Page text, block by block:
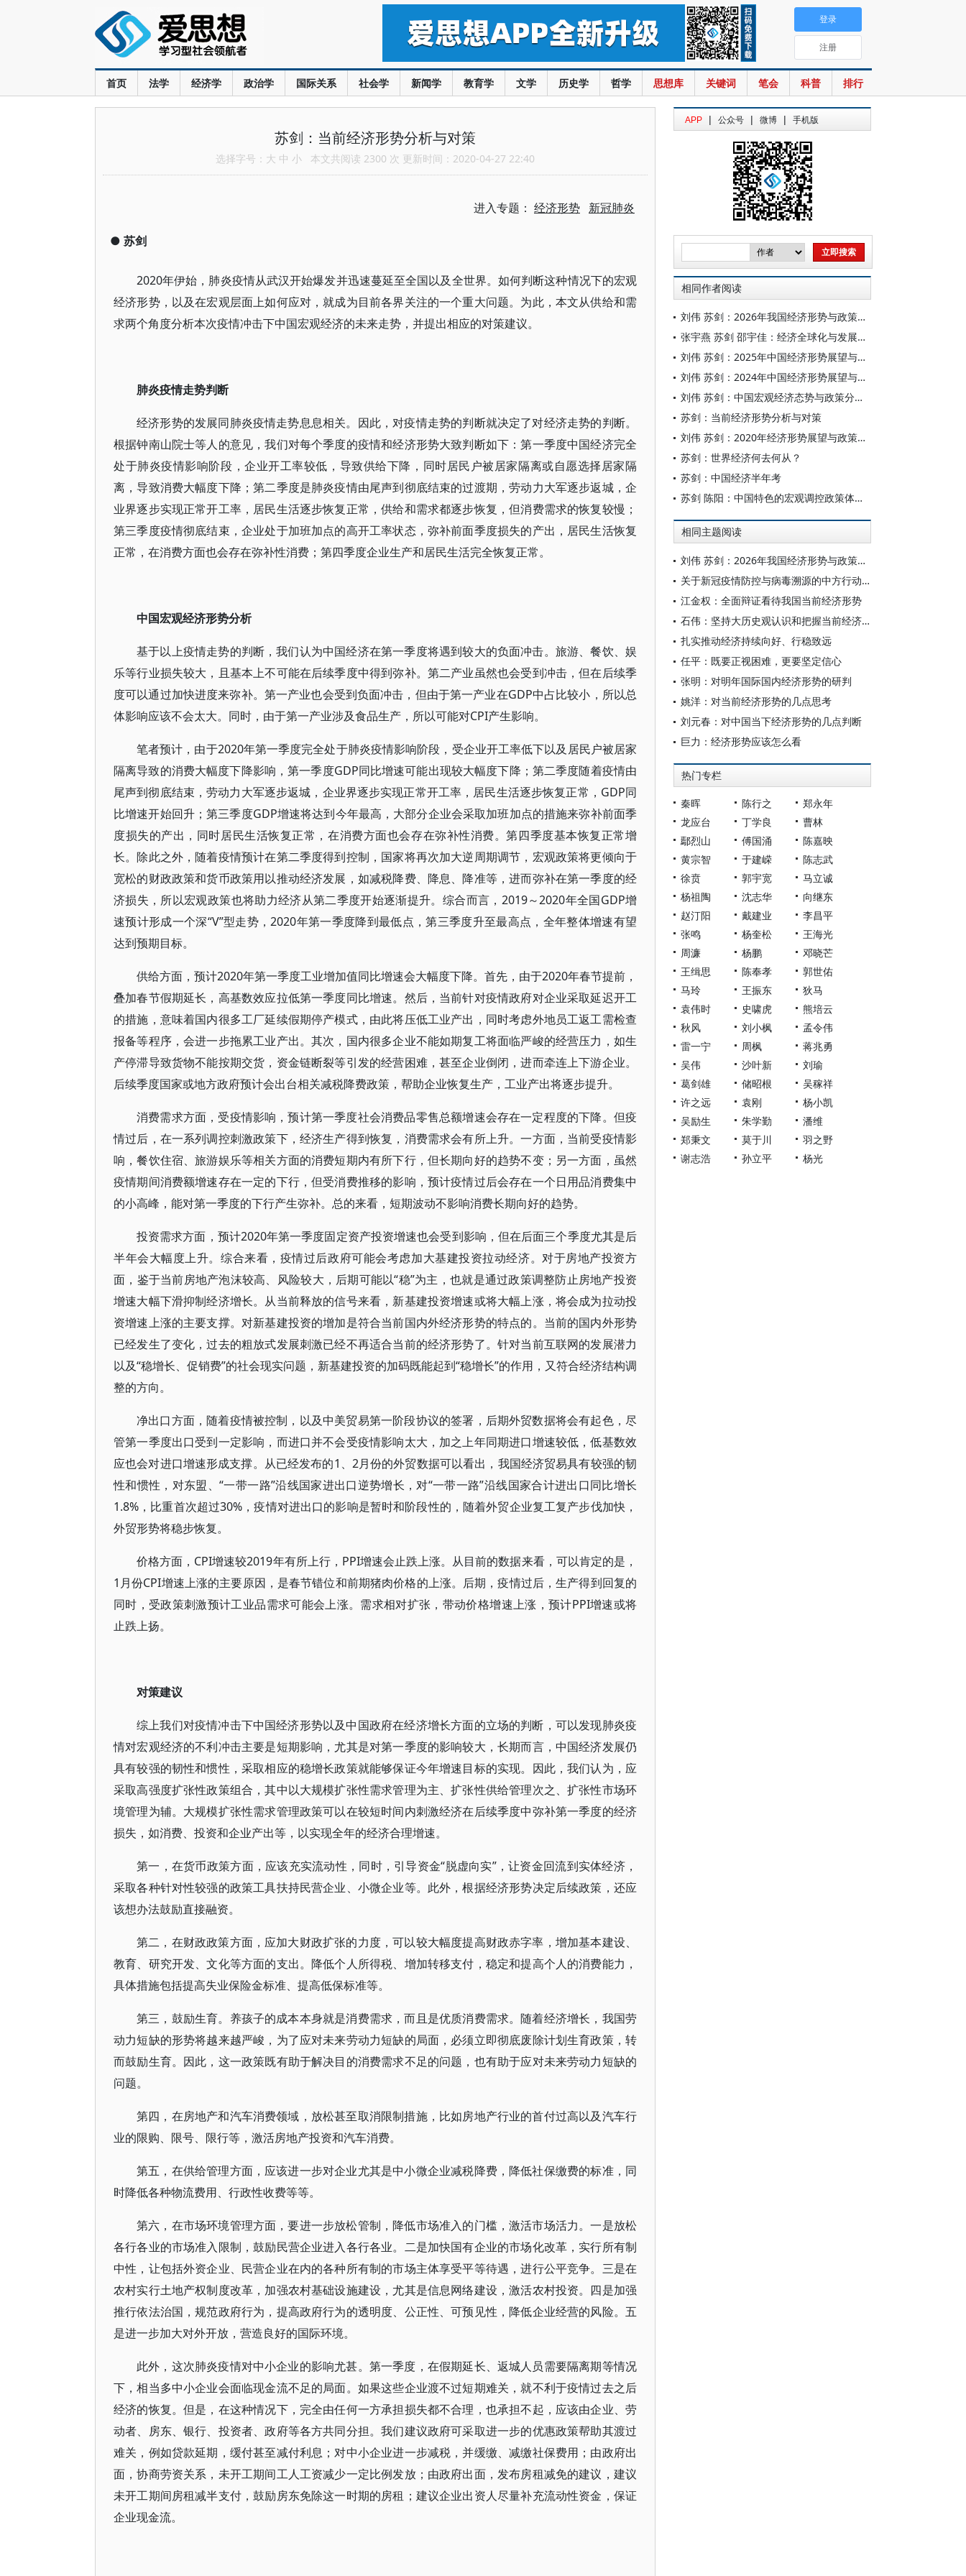
首页 法学 经济学 政治学 国际关系 社会学 新闻学 教育学 文学 历史学 哲学 思想库 关键词 笔会 科普 排行
登录
注册
苏剑：当前经济形势分析与对策
选择字号： 大 中 小 本文共阅读 2300 次 更新时间：2020-04-27 22:40
进入专题： 经济形势 新冠肺炎
● 苏剑
2020年伊始，肺炎疫情从武汉开始爆发并迅速蔓延至全国以及全世界。如何判断这种情况下的宏观
经济形势，以及在宏观层面上如何应对，就成为目前各界关注的一个重大问题。为此，本文从供给和需
求两个角度分析本次疫情冲击下中国宏观经济的未来走势，并提出相应的对策建议。
肺炎疫情走势判断
经济形势的发展同肺炎疫情走势息息相关。因此，对疫情走势的判断就决定了对经济走势的判断。
根据钟南山院士等人的意见，我们对每个季度的疫情和经济形势大致判断如下：第一季度中国经济完全
处于肺炎疫情影响阶段，企业开工率较低，导致供给下降，同时居民户被居家隔离或自愿选择居家隔
离，导致消费大幅度下降；第二季度是肺炎疫情由尾声到彻底结束的过渡期，劳动力大军逐步返城，企
业界逐步实现正常开工率，居民生活逐步恢复正常，供给和需求都逐步恢复，但消费需求的恢复较慢；
第三季度疫情彻底结束，企业处于加班加点的高开工率状态，弥补前面季度损失的产出，居民生活恢复
正常，在消费方面也会存在弥补性消费；第四季度企业生产和居民生活完全恢复正常。
中国宏观经济形势分析
基于以上疫情走势的判断，我们认为中国经济在第一季度将遇到较大的负面冲击。旅游、餐饮、娱
乐等行业损失较大，且基本上不可能在后续季度中得到弥补。第二产业虽然也会受到冲击，但在后续季
度可以通过加快进度来弥补。第一产业也会受到负面冲击，但由于第一产业在GDP中占比较小，所以总
体影响应该不会太大。同时，由于第一产业涉及食品生产，所以可能对CPI产生影响。
笔者预计，由于2020年第一季度完全处于肺炎疫情影响阶段，受企业开工率低下以及居民户被居家
隔离导致的消费大幅度下降影响，第一季度GDP同比增速可能出现较大幅度下降；第二季度随着疫情由
尾声到彻底结束，劳动力大军逐步返城，企业界逐步实现正常开工率，居民生活逐步恢复正常，GDP同
比增速开始回升；第三季度GDP增速将达到今年最高，大部分企业会采取加班加点的措施来弥补前面季
度损失的产出，同时居民生活恢复正常，在消费方面也会存在弥补性消费。第四季度基本恢复正常增
长。除此之外，随着疫情预计在第二季度得到控制，国家将再次加大逆周期调节，宏观政策将更倾向于
宽松的财政政策和货币政策用以推动经济发展，如减税降费、降息、降准等，进而弥补在第一季度的经
济损失，所以宏观政策也将助力经济从第二季度开始逐渐提升。综合而言，2019～2020年全国GDP增
速预计形成一个深“V”型走势，2020年第一季度降到最低点，第三季度升至最高点，全年整体增速有望
达到预期目标。
供给方面，预计2020年第一季度工业增加值同比增速会大幅度下降。首先，由于2020年春节提前，
叠加春节假期延长，高基数效应拉低第一季度同比增速。然后，当前针对疫情政府对企业采取延迟开工
的措施，意味着国内很多工厂延续假期停产模式，由此将压低工业产出，同时考虑外地员工返工需检查
报备等程序，会进一步拖累工业产出。其次，国内很多企业不能如期复工将面临严峻的经营压力，如生
产停滞导致货物不能按期交货，资金链断裂等引发的经营困难，甚至企业倒闭，进而牵连上下游企业。
后续季度国家或地方政府预计会出台相关减税降费政策，帮助企业恢复生产，工业产出将逐步提升。
消费需求方面，受疫情影响，预计第一季度社会消费品零售总额增速会存在一定程度的下降。但疫
情过后，在一系列调控刺激政策下，经济生产得到恢复，消费需求会有所上升。一方面，当前受疫情影
响，餐饮住宿、旅游娱乐等相关方面的消费短期内有所下行，但长期向好的趋势不变；另一方面，虽然
疫情期间消费额增速存在一定的下行，但受消费推移的影响，预计疫情过后会存在一个日用品消费集中
的小高峰，能对第一季度的下行产生弥补。总的来看，短期波动不影响消费长期向好的趋势。
投资需求方面，预计2020年第一季度固定资产投资增速也会受到影响，但在后面三个季度尤其是后
半年会大幅度上升。综合来看，疫情过后政府可能会考虑加大基建投资拉动经济。对于房地产投资方
面，鉴于当前房地产泡沫较高、风险较大，后期可能以“稳”为主，也就是通过政策调整防止房地产投资
增速大幅下滑抑制经济增长。从当前释放的信号来看，新基建投资增速或将大幅上涨，将会成为拉动投
资增速上涨的主要支撑。对新基建投资的增加是符合当前国内外经济形势的特点的。当前的国内外形势
已经发生了变化，过去的粗放式发展刺激已经不再适合当前的经济形势了。针对当前互联网的发展潜力
以及“稳增长、促销费”的社会现实问题，新基建投资的加码既能起到“稳增长”的作用，又符合经济结构调
整的方向。
净出口方面，随着疫情被控制，以及中美贸易第一阶段协议的签署，后期外贸数据将会有起色，尽
管第一季度出口受到一定影响，而进口并不会受疫情影响太大，加之上年同期进口增速较低，低基数效
应也会对进口增速形成支撑。从已经发布的1、2月份的外贸数据可以看出，我国经济贸易具有较强的韧
性和惯性，对东盟、“一带一路”沿线国家进出口逆势增长，对“一带一路”沿线国家合计进出口同比增长
1.8%，比重首次超过30%，疫情对进出口的影响是暂时和阶段性的，随着外贸企业复工复产步伐加快，
外贸形势将稳步恢复。
价格方面，CPI增速较2019年有所上行，PPI增速会止跌上涨。从目前的数据来看，可以肯定的是，
1月份CPI增速上涨的主要原因，是春节错位和前期猪肉价格的上涨。后期，疫情过后，生产得到回复的
同时，受政策刺激预计工业品需求可能会上涨。需求相对扩张，带动价格增速上涨，预计PPI增速或将
止跌上扬。
对策建议
综上我们对疫情冲击下中国经济形势以及中国政府在经济增长方面的立场的判断，可以发现肺炎疫
情对宏观经济的不利冲击主要是短期影响，尤其是对第一季度的影响较大，长期而言，中国经济发展仍
具有较强的韧性和惯性，采取相应的稳增长政策就能够保证今年增速目标的实现。因此，我们认为，应
采取高强度扩张性政策组合，其中以大规模扩张性需求管理为主、扩张性供给管理次之、扩张性市场环
境管理为辅。大规模扩张性需求管理政策可以在较短时间内刺激经济在后续季度中弥补第一季度的经济
损失，如消费、投资和企业产出等，以实现全年的经济合理增速。
第一，在货币政策方面，应该充实流动性，同时，引导资金“脱虚向实”，让资金回流到实体经济，
采取各种针对性较强的政策工具扶持民营企业、小微企业等。此外，根据经济形势决定后续政策，还应
该想办法鼓励直接融资。
第二，在财政政策方面，应加大财政扩张的力度，可以较大幅度提高财政赤字率，增加基本建设、
教育、研究开发、文化等方面的支出。降低个人所得税、增加转移支付，稳定和提高个人的消费能力，
具体措施包括提高失业保险金标准、提高低保标准等。
第三，鼓励生育。养孩子的成本本身就是消费需求，而且是优质消费需求。随着经济增长，我国劳
动力短缺的形势将越来越严峻，为了应对未来劳动力短缺的局面，必须立即彻底废除计划生育政策，转
而鼓励生育。因此，这一政策既有助于解决目的消费需求不足的问题，也有助于应对未来劳动力短缺的
问题。
第四，在房地产和汽车消费领域，放松甚至取消限制措施，比如房地产行业的首付过高以及汽车行
业的限购、限号、限行等，激活房地产投资和汽车消费。
第五，在供给管理方面，应该进一步对企业尤其是中小微企业减税降费，降低社保缴费的标准，同
时降低各种物流费用、行政性收费等等。
第六，在市场环境管理方面，要进一步放松管制，降低市场准入的门槛，激活市场活力。一是放松
各行各业的市场准入限制，鼓励民营企业进入各行各业。二是加快国有企业的市场化改革，实行所有制
中性，让包括外资企业、民营企业在内的各种所有制的市场主体享受平等待遇，进行公平竞争。三是在
农村实行土地产权制度改革，加强农村基础设施建设，尤其是信息网络建设，激活农村投资。四是加强
推行依法治国，规范政府行为，提高政府行为的透明度、公正性、可预见性，降低企业经营的风险。五
是进一步加大对外开放，营造良好的国际环境。
此外，这次肺炎疫情对中小企业的影响尤甚。第一季度，在假期延长、返城人员需要隔离期等情况
下，相当多中小企业会面临现金流不足的局面。如果这些企业渡不过短期难关，就不利于疫情过去之后
经济的恢复。但是，在这种情况下，完全由任何一方承担损失都不合理，也承担不起，应该由企业、劳
动者、房东、银行、投资者、政府等各方共同分担。我们建议政府可采取进一步的优惠政策帮助其渡过
难关，例如贷款延期，缓付甚至减付利息；对中小企业进一步减税，并缓缴、减缴社保费用；由政府出
面，协商劳资关系，未开工期间工人工资减少一定比例发放；由政府出面，发布房租减免的建议，建议
未开工期间房租减半支付，鼓励房东免除这一时期的房租；建议企业出资人尽量补充流动性资金，保证
企业现金流。
APP | 公众号 | 微博 | 手机版
相同作者阅读
刘伟 苏剑：2026年我国经济形势与政策展望
张宇燕 苏剑 邵宇佳：经济全球化与发展新质生产力
刘伟 苏剑：2025年中国经济形势展望与政策预期
刘伟 苏剑：2024年中国经济形势展望与政策建议
刘伟 苏剑：中国宏观经济态势与政策分析——2022年的回顾与2023年的展望
苏剑：当前经济形势分析与对策
刘伟 苏剑：2020年经济形势展望与政策建议
苏剑：世界经济何去何从？
苏剑：中国经济半年考
苏剑 陈阳：中国特色的宏观调控政策体系及其应用
相同主题阅读
刘伟 苏剑：2026年我国经济形势与政策展望
关于新冠疫情防控与病毒溯源的中方行动和立场
江金权：全面辩证看待我国当前经济形势
石伟：坚持大历史观认识和把握当前经济形势
扎实推动经济持续向好、行稳致远
任平：既要正视困难，更要坚定信心
张明：对明年国际国内经济形势的研判
姚洋：对当前经济形势的几点思考
刘元春：对中国当下经济形势的几点判断
巨力：经济形势应该怎么看
热门专栏
秦晖 陈行之
郑永年
龙应台
丁学良
曹林
鄢烈山
傅国涌
陈嘉映
黄宗智
于建嵘
陈志武
徐贲
郭宇宽
马立诚
杨祖陶
沈志华
向继东
赵汀阳
戴建业
李昌平
张鸣
杨奎松
王海光
周濂
杨鹏
邓晓芒
王缉思
陈奉孝
郭世佑
马玲
王振东
狄马
袁伟时
史啸虎
熊培云
秋风
刘小枫
孟令伟
雷一宁
周枫
蒋兆勇
吴伟
沙叶新
刘瑜
葛剑雄
储昭根
吴稼祥
许之远
袁刚
杨小凯
吴励生
朱学勤
潘维
郑秉文
莫于川
羽之野
谢志浩
孙立平 杨光